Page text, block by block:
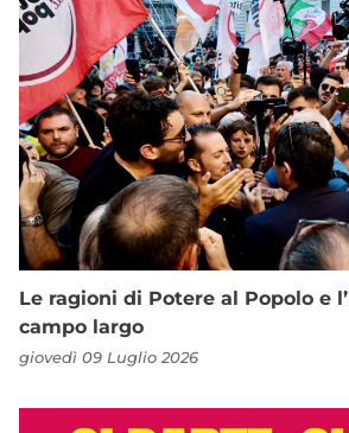
Le ragioni di Potere al Popolo e
campo largo
giovedì 09 Luglio 2026